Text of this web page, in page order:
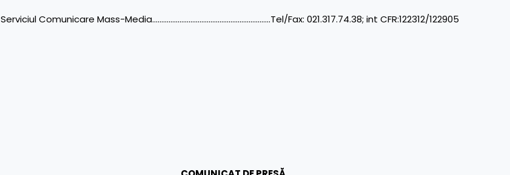
Serviciul Comunicare Mass-Media………………………………………………………..Tel/Fax: 021.317.74.38; int CFR:122312/122905